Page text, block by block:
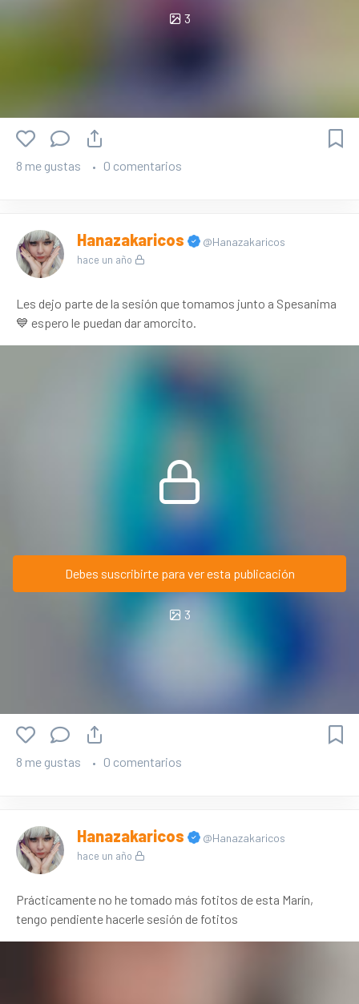
3
8 me gustas 0 comentarios
Hanazakaricos @Hanazakaricos
hace un año
Les dejo parte de la sesión que tomamos junto a Spesanima
💙 espero le puedan dar amorcito.
Debes suscribirte para ver esta publicación
3
8 me gustas 0 comentarios
Hanazakaricos @Hanazakaricos
hace un año
Prácticamente no he tomado más fotitos de esta Marín,
tengo pendiente hacerle sesión de fotitos